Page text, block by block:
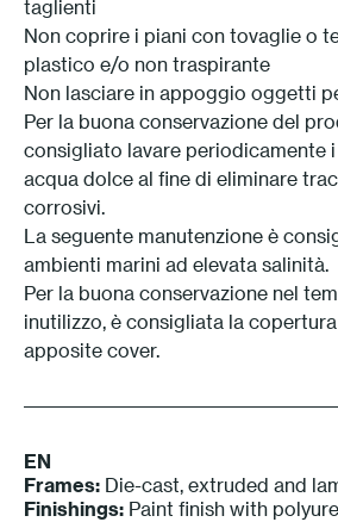
taglienti
Non coprire i piani con tovaglie o
plastico e/o non traspirante
Non lasciare in appoggio oggetti
Per la buona conservazione del
consigliato lavare periodicamente
acqua dolce al fine di eliminare
corrosivi.
La seguente manutenzione è
ambienti marini ad elevata salinità.
Per la buona conservazione nel
inutilizzo, è consigliata la
apposite cover.
EN
Frames: Die-cast, extruded and
Finishings: Paint finish with